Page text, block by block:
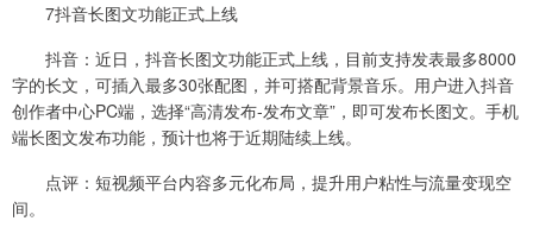
7抖音长图文功能正式上线
抖音：近日，抖音长图文功能正式上线，目前支持发表最多8000
字的长文，可插入最多30张配图，并可搭配背景音乐。用户进入抖音
创作者中心PC端，选择“高清发布-发布文章”，即可发布长图文。手机
端长图文发布功能，预计也将于近期陆续上线。
点评：短视频平台内容多元化布局，提升用户粘性与流量变现空
间。